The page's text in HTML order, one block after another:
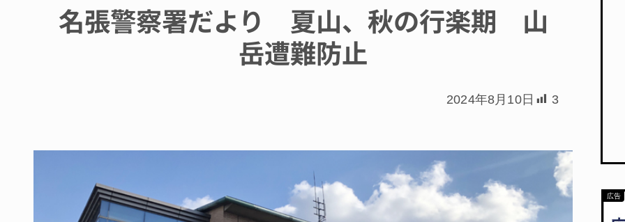
名張警察署だより 夏山、秋の行楽期 山
岳遭難防止
2024年8月10日 3